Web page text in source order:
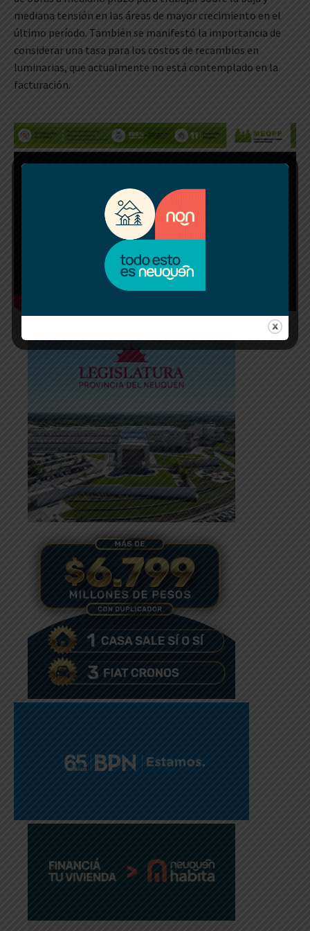
mediana tensión en las áreas de mayor crecimiento en el
último período. También se manifestó la importancia de
considerar una tasa para los costos de recambios en
luminarias, que actualmente no está contemplado en la
facturación.